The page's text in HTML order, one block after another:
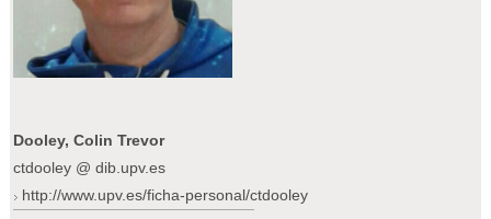
Dooley, Colin Trevor
ctdooley @ dib.upv.es
http://www.upv.es/ficha-personal/ctdooley